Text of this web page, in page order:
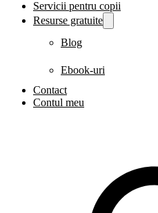
Servicii pentru copii
Resurse gratuite
Blog
Ebook-uri
Contact
Contul meu